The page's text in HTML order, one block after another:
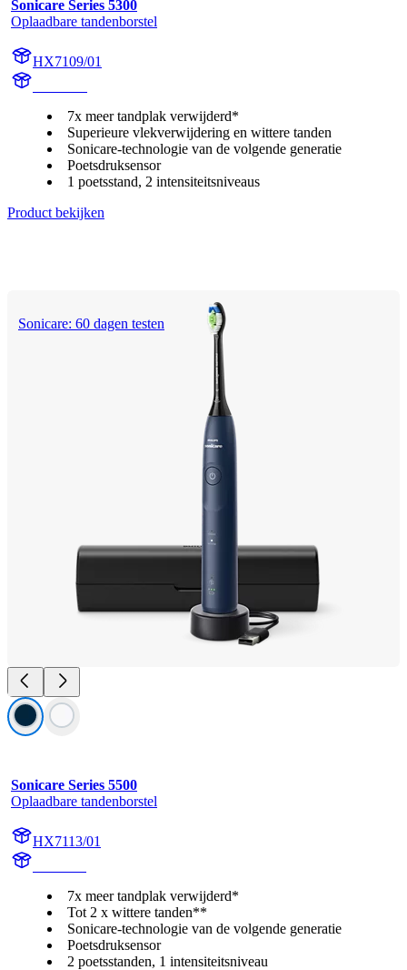
Sonicare Series 5300
Oplaadbare tandenborstel
HX7109/01
7x meer tandplak verwijderd*
Superieure vlekverwijdering en wittere tanden
Sonicare-technologie van de volgende generatie
Poetsdruksensor
1 poetsstand, 2 intensiteitsniveaus
Product bekijken
Sonicare: 60 dagen testen
Sonicare Series 5500
Oplaadbare tandenborstel
HX7113/01
7x meer tandplak verwijderd*
Tot 2 x wittere tanden**
Sonicare-technologie van de volgende generatie
Poetsdruksensor
2 poetsstanden, 1 intensiteitsniveau